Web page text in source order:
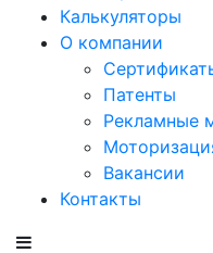
Калькуляторы
О компании
Патенты
Рекламные
Вакансии
Контакты